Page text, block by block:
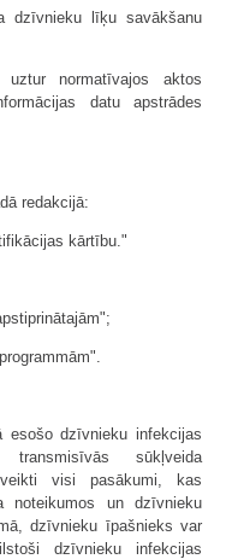
dzīvnieku līķu savākšanu
normatīvajos aktos
datu apstrādes
redakcijā:
kārtību."
esošo dzīvnieku infekcijas
sūkļveida
visi pasākumi, kas
noteikumos un dzīvnieku
dzīvnieku īpašnieks var
dzīvnieku infekcijas